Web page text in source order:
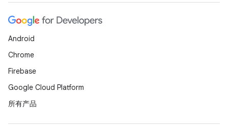
Android
Chrome
Firebase
Google Cloud Platform
所有产品